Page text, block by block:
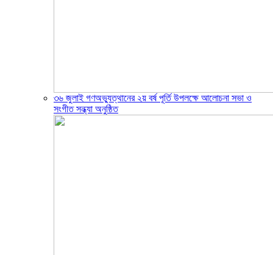
৩৬ জুলাই গণঅভ্যুত্থানের ২য় বর্ষ পূর্তি উপলক্ষে আলোচনা সভা ও
সংগীত সন্ধ্যা অনুষ্ঠিত